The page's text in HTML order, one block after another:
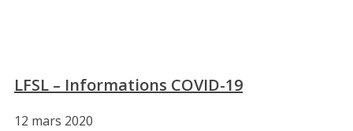
LFSL – Informations COVID-19
12 mars 2020